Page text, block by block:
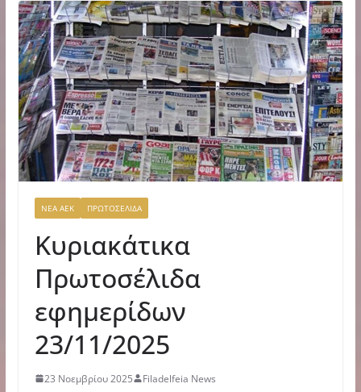
ΝΕΑ ΑΕΚ ΠΡΩΤΟΣΕΛΙΔΑ
Κυριακάτικα
Πρωτοσέλιδα
εφημερίδων
23/11/2025
23 Νοεμβρίου 2025
Filadelfeia News